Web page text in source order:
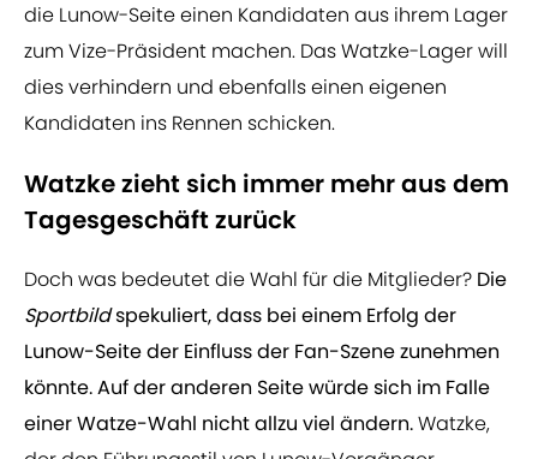
die Lunow-Seite einen Kandidaten aus ihrem Lager
zum Vize-Präsident machen. Das Watzke-Lager will
dies verhindern und ebenfalls einen eigenen
Kandidaten ins Rennen schicken.
Watzke zieht sich immer mehr aus dem
Tagesgeschäft zurück
Doch was bedeutet die Wahl für die Mitglieder? Die
Sportbildspekuliert, dass bei einem Erfolg der
Lunow-Seite der Einfluss der Fan-Szene zunehmen
könnte. Auf der anderen Seite würde sich im Falle
einer Watze-Wahl nicht allzu viel ändern.Watzke,